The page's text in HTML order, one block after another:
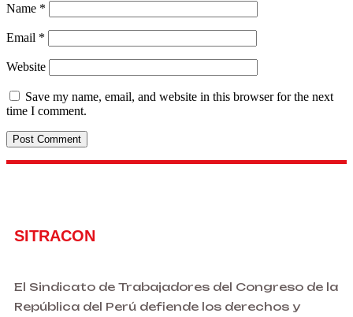
Name *
Email *
Website
Save my name, email, and website in this browser for the next
time I comment.
SITRACON
El Sindicato de Trabajadores del Congreso de la
República del Perú defiende los derechos y